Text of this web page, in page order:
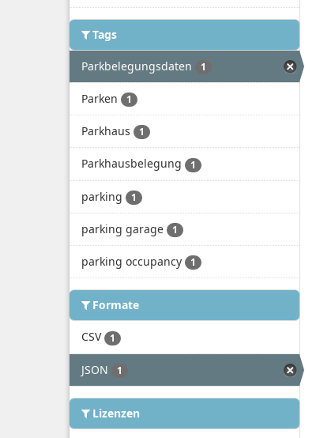
Tags
Parkbelegungsdaten 1
Parken 1
Parkhaus 1
Parkhausbelegung 1
parking 1
parking garage 1
parking occupancy 1
Formate
CSV 1
JSON 1
Lizenzen